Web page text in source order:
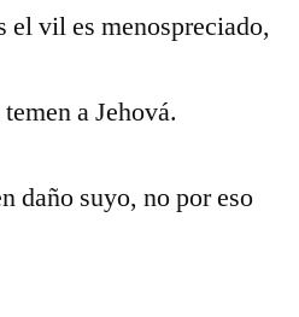
el vil es menospreciado,
a Jehová.
daño suyo, no por eso